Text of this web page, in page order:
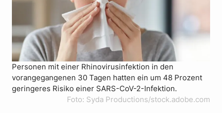
Personen mit einer Rhinovirusinfektion in den
vorangegangenen 30 Tagen hatten ein um 48 Prozent
geringeres Risiko einer SARS-CoV-2-Infektion.
Foto: Syda Productions/stock.adobe.com